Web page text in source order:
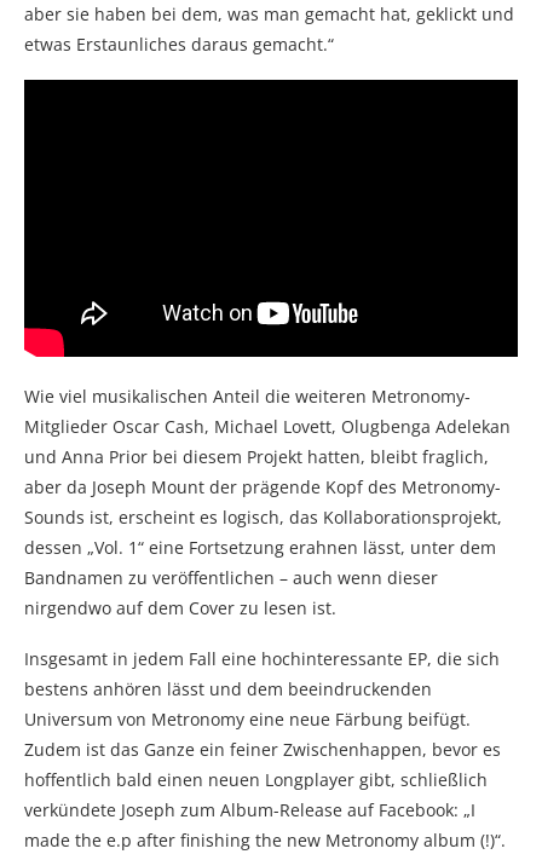
aber sie haben bei dem, was man gemacht hat, geklickt und
etwas Erstaunliches daraus gemacht.“
Wie viel musikalischen Anteil die weiteren Metronomy-
Mitglieder Oscar Cash, Michael Lovett, Olugbenga Adelekan
und Anna Prior bei diesem Projekt hatten, bleibt fraglich,
aber da Joseph Mount der prägende Kopf des Metronomy-
Sounds ist, erscheint es logisch, das Kollaborationsprojekt,
dessen „Vol. 1“ eine Fortsetzung erahnen lässt, unter dem
Bandnamen zu veröffentlichen – auch wenn dieser
nirgendwo auf dem Cover zu lesen ist.
Insgesamt in jedem Fall eine hochinteressante EP, die sich
bestens anhören lässt und dem beeindruckenden
Universum von Metronomy eine neue Färbung beifügt.
Zudem ist das Ganze ein feiner Zwischenhappen, bevor es
hoffentlich bald einen neuen Longplayer gibt, schließlich
verkündete Joseph zum Album-Release auf Facebook: „I
made the e.p after finishing the new Metronomy album (!)“.